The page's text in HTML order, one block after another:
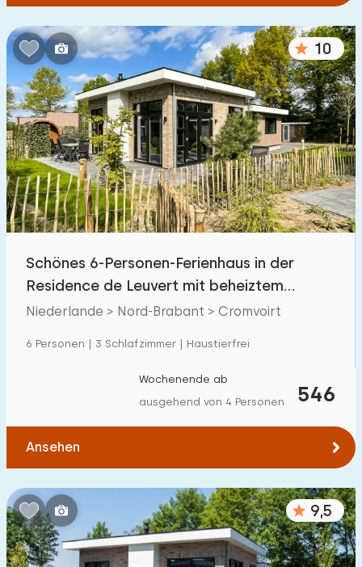
10
Schönes 6-Personen-Ferienhaus in der
Residence de Leuvert mit beheiztem
Außenpool
Niederlande > Nord-Brabant > Cromvoirt
6 Personen | 3 Schlafzimmer | Haustierfrei
546
Wochenende ab
ausgehend von 4 Personen
Ansehen
9,5